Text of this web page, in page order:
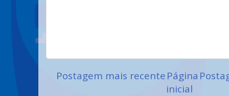
Postagem mais recentePágina
inicial